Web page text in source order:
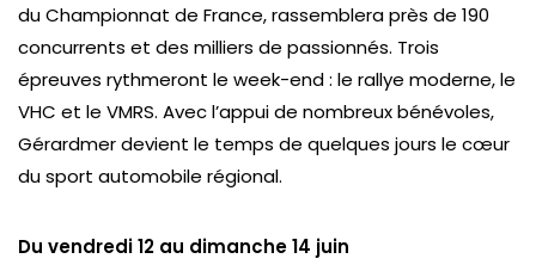
du Championnat de France, rassemblera près de 190
concurrents et des milliers de passionnés. Trois
épreuves rythmeront le week-end : le rallye moderne, le
VHC et le VMRS. Avec l’appui de nombreux bénévoles,
Gérardmer devient le temps de quelques jours le cœur
du sport automobile régional.
Du vendredi 12 au dimanche 14 juin